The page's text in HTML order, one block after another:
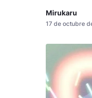
Mirukaru
17 de octubre